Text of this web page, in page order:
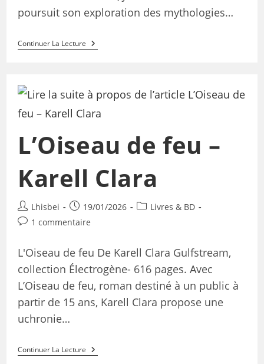
poursuit son exploration des mythologies…
Continuer La Lecture
L’Oiseau de feu –
Karell Clara
Lhisbei 19/01/2026
Livres & BD
1 commentaire
L'Oiseau de feu De Karell Clara Gulfstream,
collection Électrogène- 616 pages. Avec
L’Oiseau de feu, roman destiné à un public à
partir de 15 ans, Karell Clara propose une
uchronie…
Continuer La Lecture